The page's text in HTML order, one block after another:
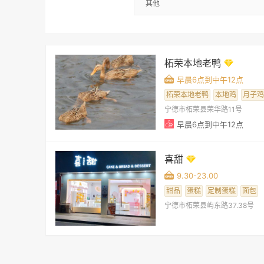
其他
柘荣本地老鸭
早晨6点到中午12点
柘荣本地老鸭 本地鸡
月子鸡
宁德市柘荣县荣华路11号
早晨6点到中午12点
喜甜
9.30-23.00
甜品 蛋糕 定制蛋糕
面包
宁德市柘荣县屿东路37.38号